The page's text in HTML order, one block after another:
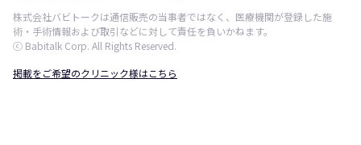
株式会社バビトークは通信販売の当事者ではなく、医療機関が登録した施
術・手術情報および取引などに対して責任を負いかねます。
ⓒ Babitalk Corp. All Rights Reserved.
掲載をご希望のクリニック様はこちら